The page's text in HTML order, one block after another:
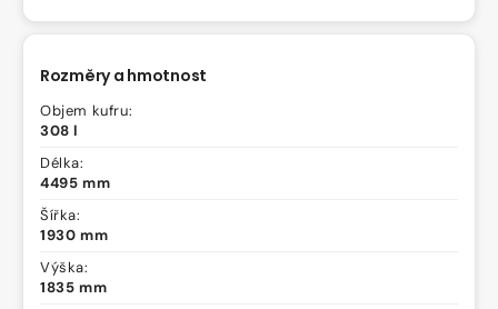
Rozměry a hmotnost
Objem kufru:
308 l
Délka:
4495 mm
Šířka:
1930 mm
Výška:
1835 mm